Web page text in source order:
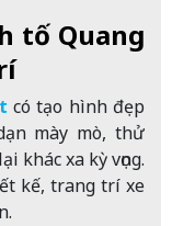
tố Quang
có tạo hình đẹp
mày mò, thử
khác xa kỳ vọng.
kế, trang trí xe